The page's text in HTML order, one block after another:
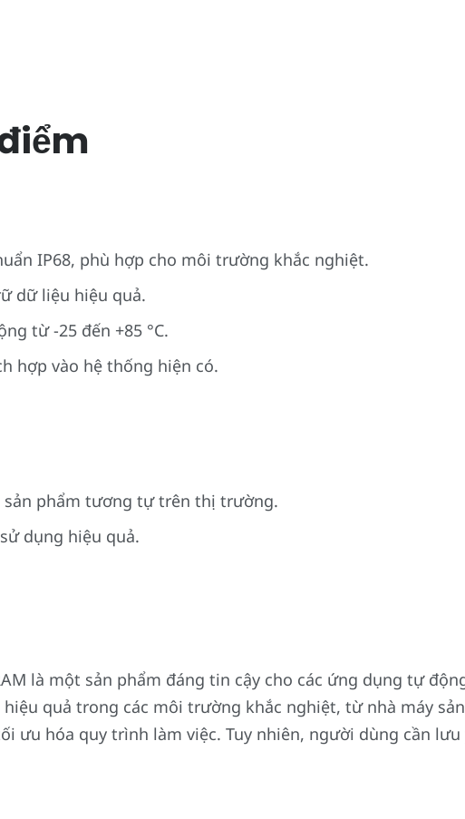
IP68, phù hợp cho môi trường khắc nghiệt.
dữ liệu hiệu quả.
từ -25 đến +85 °C.
hợp vào hệ thống hiện có.
sản phẩm tương tự trên thị trường.
dụng hiệu quả.
là một sản phẩm đáng tin cậy cho các ứng dụng tự
quả trong các môi trường khắc nghiệt, từ nhà máy
ưu hóa quy trình làm việc. Tuy nhiên, người dùng cần lưu